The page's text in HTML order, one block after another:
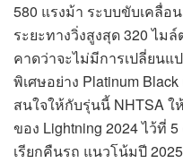
580 แรงม้า ระบบขับเคลื่
ระยะทางวิ่งสูงสุด 320 ไม
คาดว่าจะไม่มีการเปลี่ยนแ
พิเศษอย่าง Platinum
สนใจให้กับรุ่นนี้ NHTSA
ของ Lightning 2024 ไว้ที่
เรียกคืนรถ แนวโน้มปี